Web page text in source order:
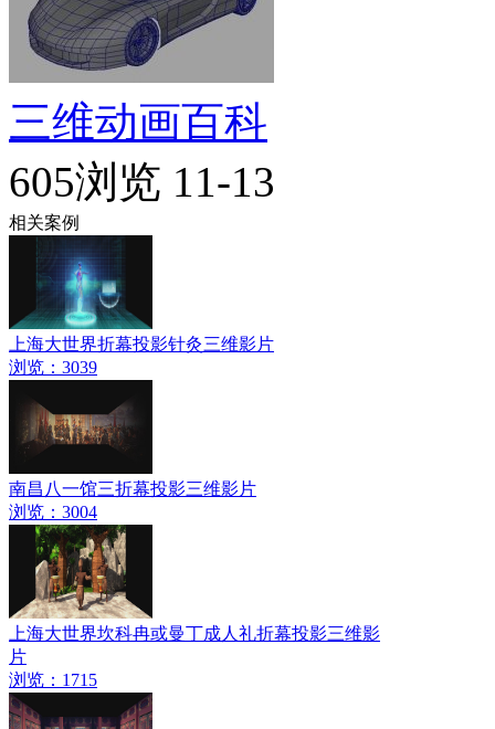
三维动画百科
605浏览 11-13
相关案例
上海大世界折幕投影针灸三维影片
浏览：3039
南昌八一馆三折幕投影三维影片
浏览：3004
上海大世界坎科冉或曼丁成人礼折幕投影三维影
片
浏览：1715